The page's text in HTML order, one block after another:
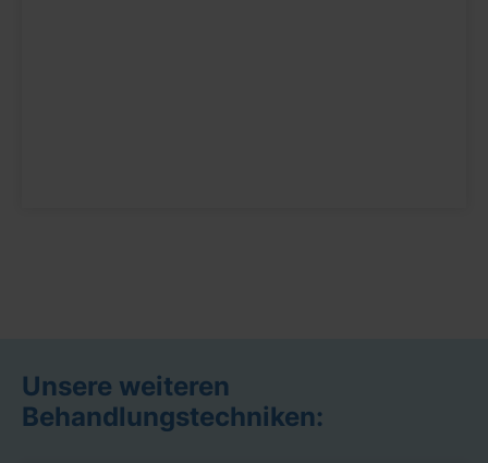
Unsere weiteren
Behandlungstechniken: